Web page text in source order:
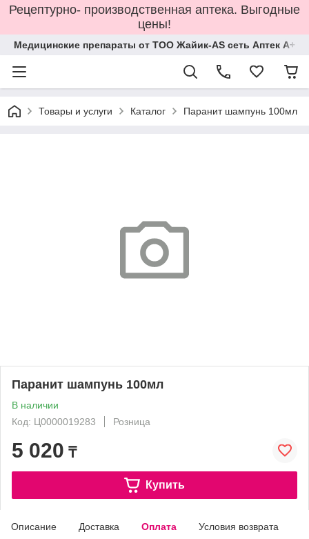
Рецептурно- производственная аптека. Выгодные
цены!
Медицинские препараты от ТОО Жайик-AS сеть Аптек А+
Товары и услуги Каталог Паранит шампунь 100мл
Паранит шампунь 100мл
В наличии
Код: Ц0000019283
Розница
5 020 ₸
Купить
Описание Доставка Оплата Условия возврата